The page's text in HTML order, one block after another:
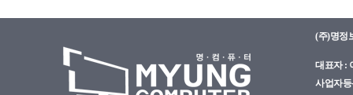
(주)명정
대표자 :
사업자등